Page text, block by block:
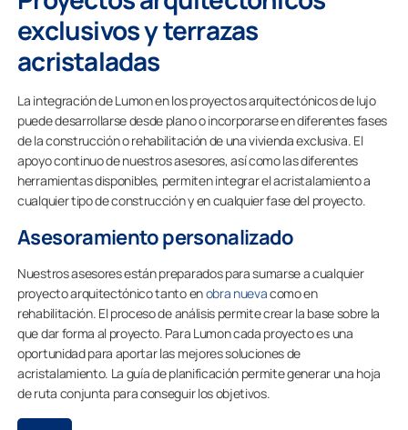
exclusivos y terrazas
acristaladas
La integración de Lumon en los proyectos arquitectónicos de lujo
puede desarrollarse desde plano o incorporarse en diferentes fases
de la construcción o rehabilitación de una vivienda exclusiva. El
apoyo continuo de nuestros asesores, así como las diferentes
herramientas disponibles, permiten integrar el acristalamiento a
cualquier tipo de construcción y en cualquier fase del proyecto.
Asesoramiento personalizado
Nuestros asesores están preparados para sumarse a cualquier
proyecto arquitectónico tanto enobra nuevacomo en
rehabilitación. El proceso de análisis permite crear la base sobre la
que dar forma al proyecto. Para Lumon cada proyecto es una
oportunidad para aportar las mejores soluciones de
acristalamiento. La guía de planificación permite generar una hoja
de ruta conjunta para conseguir los objetivos.